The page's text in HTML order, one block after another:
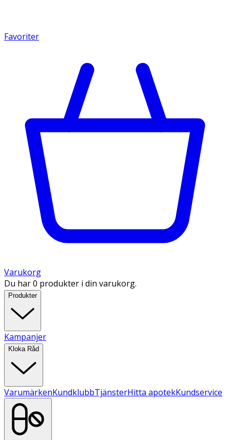
Favoriter
Varukorg
Du har 0 produkter i din varukorg.
Produkter
Kampanjer
Kloka Råd
VarumärkenKundklubbTjänsterHitta apotekKundservice